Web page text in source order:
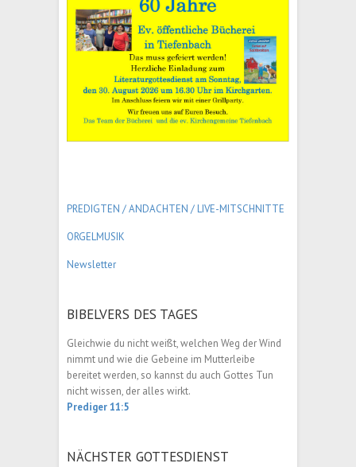
PREDIGTEN / ANDACHTEN / LIVE-MITSCHNITTE
ORGELMUSIK
Newsletter
BIBELVERS DES TAGES
Gleichwie du nicht weißt, welchen Weg der Wind
nimmt und wie die Gebeine im Mutterleibe
bereitet werden, so kannst du auch Gottes Tun
nicht wissen, der alles wirkt.
Prediger 11:5
NÄCHSTER GOTTESDIENST